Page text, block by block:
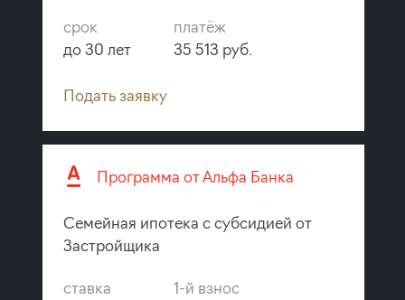
срок
до 30 лет
платёж
35 513 руб.
Подать заявку
Программа от Альфа Банка
Семейная ипотека с субсидией от
Застройщика
ставка
1-й взнос